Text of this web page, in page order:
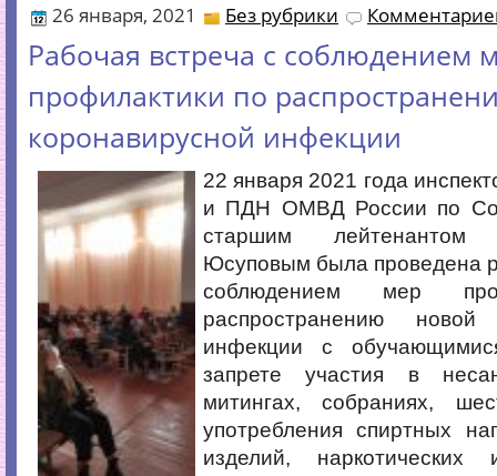
26 января, 2021 Без рубрики
Рабочая встреча c соблюдением
профилактики по
коронавирусной инфекции
22 января 2021 года
и ПДН ОМВД России по
старшим
Юсуповым была проведена
соблюдением мер
распространению новой
инфекции с
запрете участия в
митингах, собраниях,
употребления спиртных
изделий, наркотических